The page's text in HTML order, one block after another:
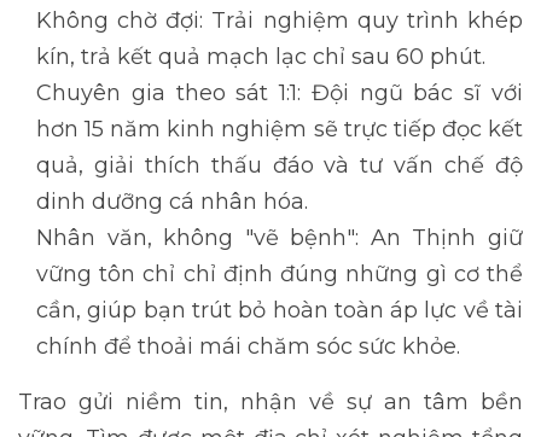
Không chờ đợi: Trải nghiệm quy trình khép
kín, trả kết quả mạch lạc chỉ sau 60 phút.
Chuyên gia theo sát 1:1: Đội ngũ bác sĩ với
hơn 15 năm kinh nghiệm sẽ trực tiếp đọc kết
quả, giải thích thấu đáo và tư vấn chế độ
dinh dưỡng cá nhân hóa.
Nhân văn, không "vẽ bệnh": An Thịnh giữ
vững tôn chỉ chỉ định đúng những gì cơ thể
cần, giúp bạn trút bỏ hoàn toàn áp lực về tài
chính để thoải mái chăm sóc sức khỏe.
Trao gửi niềm tin, nhận về sự an tâm bền